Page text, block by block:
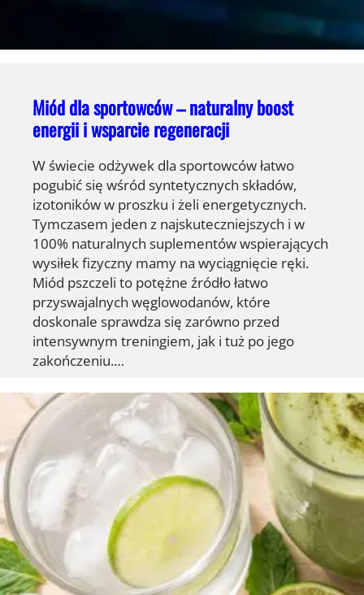
Miód dla sportowców – naturalny boost
energii i wsparcie regeneracji
W świecie odżywek dla sportowców łatwo
pogubić się wśród syntetycznych składów,
izotoników w proszku i żeli energetycznych.
Tymczasem jeden z najskuteczniejszych i w
100% naturalnych suplementów wspierających
wysiłek fizyczny mamy na wyciągnięcie ręki.
Miód pszczeli to potężne źródło łatwo
przyswajalnych węglowodanów, które
doskonale sprawdza się zarówno przed
intensywnym treningiem, jak i tuż po jego
zakończeniu.…